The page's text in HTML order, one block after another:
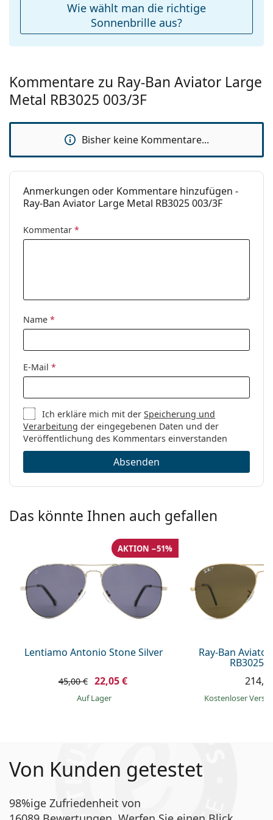
Die Farbe des Etuis und sein Design können
Das mitgelieferte Tuch ist ideal zum Reinigen und
Pflegen der Sonnenbrille. Einige Modelle können
Entdecken Sie das gesamte Sortiment der
Sonnenbrillen, um weitere Modelle beliebter Marken
zu finden.
Wie wählt man die richtige
Sonnenbrille aus?
Kommentare zu Ray-Ban Aviator Large
Metal RB3025 003/3F
Bisher keine Kommentare...
Anmerkungen oder Kommentare hinzufügen -
Ray-Ban Aviator Large Metal RB3025 003/3F
Kommentar *
Name *
E-Mail *
Ich erkläre mich mit derSpeicherung und
Verarbeitung der eingegebenen Daten und der
Veröffentlichung des Kommentars einverstanden
Absenden
Das könnte Ihnen auch gefallen
Lentiamo Antonio Stone Silver
AKTION −51%
45,00 € 22,05 €
auf Lager
Ray-Ban
RB3025
Kostenloser
Von Kunden getestet
98%ige Zufriedenheit von